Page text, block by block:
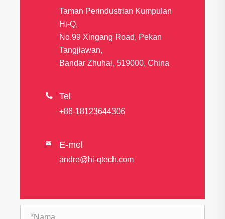
Taman Perindustrian Kumpulan
Hi-Q,
No.99 Xingang Road, Pekan
Tangjiawan,
Bandar Zhuhai, 519000, China
 Tel
+86-18123644306
 E-mel
andre@hi-qtech.com